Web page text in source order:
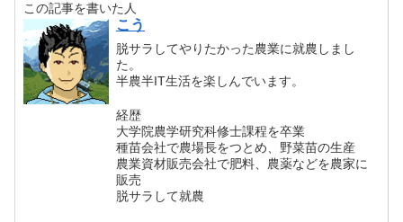
この記事を書いた人
こう
脱サラしてやりたかった農業に就農しまし
た。
半農半IT生活を楽しんでいます。
経歴
大学院農学研究科修士課程を卒業
種苗会社で農場長をつとめ、野菜苗の生産
農業資材販売会社で肥料、農薬などを農家に
販売
脱サラして就農